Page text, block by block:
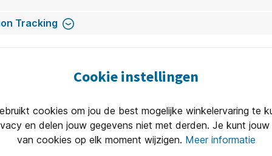
Tracking
Cookie instellingen
cookies om jou de best mogelijke winkelervaring te
en delen jouw gegevens niet met derden. Je kunt
van cookies op elk moment wijzigen. Meer informatie